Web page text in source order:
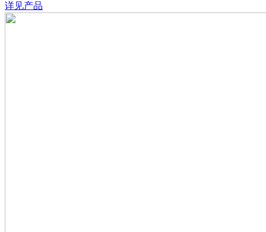
详见产品